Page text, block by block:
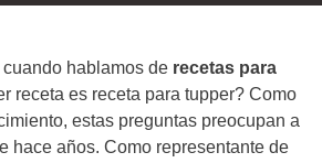
hablamos de recetas para
receta es receta para tupper? Como
estas preguntas preocupan a
hace años. Como representante de